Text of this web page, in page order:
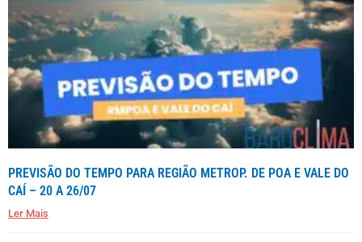
PREVISÃO DO TEMPO PARA REGIÃO METROP. DE POA E VALE DO
CAÍ – 20 A 26/07
Ler Mais